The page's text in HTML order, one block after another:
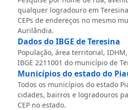
qualquer logradouro em
CEPs de endereços no mesmo
Aurilândia.
Dados do IBGE de Teresina
População, área territorial,
IBGE 2211001 do município de
Municípios do estado do
Todos os municípios do estado
cidades, bairros e logradouros
CEP no estado.